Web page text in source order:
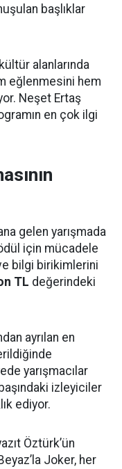
başlıklar
alanlarında
eğlenmesini hem
Neşet Ertaş
en çok ilgi
gelen yarışmada
için mücadele
bilgi birikimlerini
TL değerindeki
ayrılan en
yarışmacılar
izleyiciler
ediyor.
Öztürk’ün
Joker, her